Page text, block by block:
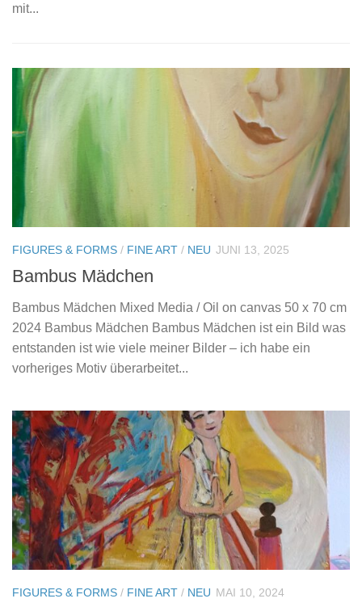
mit...
FIGURES & FORMS / FINE ART / NEU JUNI 13, 2025
Bambus Mädchen
Bambus Mädchen Mixed Media / Oil on canvas 50 x 70 cm
2024 Bambus Mädchen Bambus Mädchen ist ein Bild was
entstanden ist wie viele meiner Bilder – ich habe ein
vorheriges Motiv überarbeitet...
FIGURES & FORMS / FINE ART / NEU MAI 10, 2024